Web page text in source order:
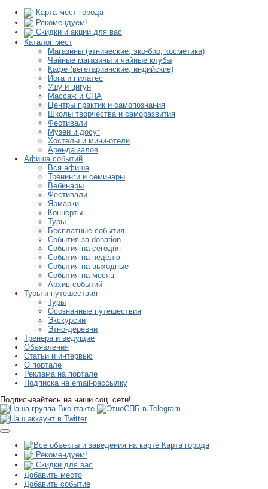
Карта мест города
Рекомендуем!
Скидки и акции для вас
Каталог мест
Магазины (этнические, эко-био, косметика)
Чайные магазины и чайные клубы
Кафе (вегетарианские, индийские)
Йога и пилатес
Ушу и цигун
Массаж и СПА
Центры практик и самопознания
Школы творчества и саморазвития
Фестивали
Музеи и досуг
Хостелы и мини-отели
Аренда залов
Афиша событий
Вся афиша
Тренинги и семинары
Вебинары
Фестивали
Ярмарки
Концерты
Туры
Бесплатные события
События за donation
События на сегодня
События на неделю
События на выходные
События на месяц
Архив событий
Туры и путешествия
Туры
Осознанные путешествия
Экскурсии
Этно-деревни
Тренера и ведущие
Объявления
Статьи и интервью
О портале
Реклама на портале
Подписка на email-рассылку
Подписывайтесь на наши соц. сети!
Карта города
Рекомендуем!
Скидки для вас
Добавить место
Добавить событие